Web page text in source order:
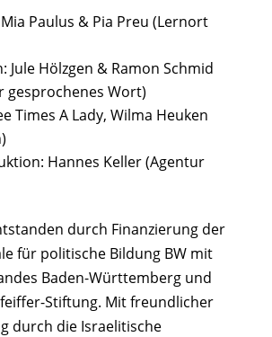
Paulus & Pia Preu (Lernort
Jule Hölzgen & Ramon Schmid
gesprochenes Wort)
Times A Lady, Wilma Heuken
Hannes Keller (Agentur
durch Finanzierung der
für politische Bildung BW mit
Baden-Württemberg und
Stiftung. Mit freundlicher
durch die Israelitische